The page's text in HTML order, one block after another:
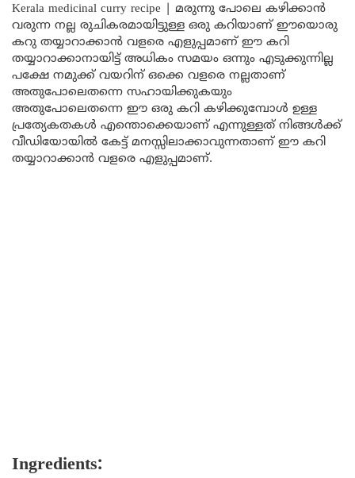
Kerala medicinal curry recipe | മരുന്നു പോലെ കഴിക്കാൻ
വരുന്ന നല്ല രുചികരമായിട്ടുള്ള ഒരു കറിയാണ് ഈയൊരു
കറു തയ്യാറാക്കാൻ വളരെ എളുപ്പമാണ് ഈ കറി
തയ്യാറാക്കാനായിട്ട് അധികം സമയം ഒന്നും എടുക്കുന്നില്ല
പക്ഷേ നമുക്ക് വയറിന് ഒക്കെ വളരെ നല്ലതാണ്
അതുപോലെതന്നെ സഹായിക്കുകയും
അതുപോലെതന്നെ ഈ ഒരു കറി കഴിക്കുമ്പോൾ ഉള്ള
പ്രത്യേകതകൾ എന്തൊക്കെയാണ് എന്നുള്ളത് നിങ്ങൾക്ക്
വീഡിയോയിൽ കേട്ട് മനസ്സിലാക്കാവുന്നതാണ് ഈ കറി
തയ്യാറാക്കാൻ വളരെ എളുപ്പമാണ്.
Ingredients: